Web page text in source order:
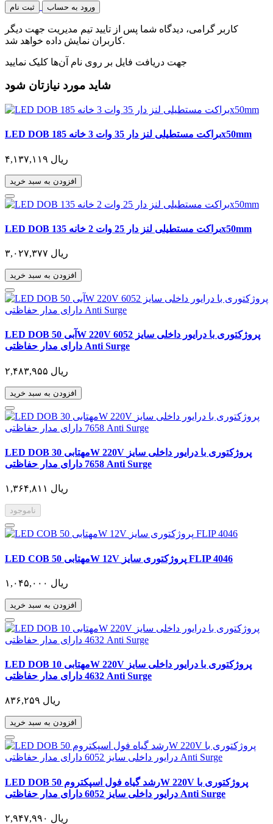
ثبت نام ورود به حساب
کاربر گرامی، دیدگاه شما پس از تایید تیم مدیریت جهت دیگر
کاربران نمایش داده خواهد شد.
جهت دریافت فایل بر روی نام آن‌ها کلیک نمایید
شاید مورد نیازتان شود
LED DOB براکت مستطیلی لنز دار 35 وات 3 خانه 185x50mm
۴,۱۳۷,۱۱۹ ریال
افزودن به سبد خرید
LED DOB براکت مستطیلی لنز دار 25 وات 2 خانه 135x50mm
۳,۰۲۷,۳۷۷ ریال
افزودن به سبد خرید
LED DOB آبی 50W 220V پروژکتوری با درایور داخلی سایز 6052
دارای مدار حفاظتی Anti Surge
۲,۴۸۳,۹۵۵ ریال
افزودن به سبد خرید
LED DOB مهتابی 30W 220V پروژکتوری با درایور داخلی سایز
7658 دارای مدار حفاظتی Anti Surge
۱,۳۶۴,۸۱۱ ریال
ناموجود
LED COB مهتابی 50W 12V پروژکتوری سایز FLIP 4046
۱,۰۴۵,۰۰۰ ریال
افزودن به سبد خرید
LED DOB مهتابی 10W 220V پروژکتوری با درایور داخلی سایز
4632 دارای مدار حفاظتی Anti Surge
۸۳۶,۲۵۹ ریال
افزودن به سبد خرید
LED DOB رشد گیاه فول اسپکتروم 50W 220V پروژکتوری با
درایور داخلی سایز 6052 دارای مدار حفاظتی Anti Surge
۲,۹۴۷,۹۹۰ ریال